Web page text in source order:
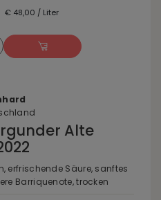
€ 48,00 / Liter
Alte
erfrischende Säure, sanftes
Barriquenote, trocken